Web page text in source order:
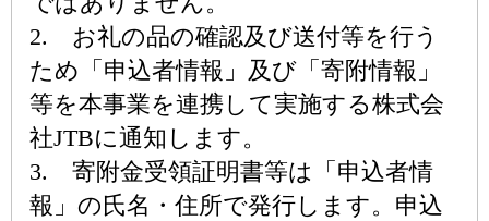
2. お礼の品の確認及び送付等を行う
ため「申込者情報」及び「寄附情報」
等を本事業を連携して実施する株式会
社JTBに通知します。
3. 寄附金受領証明書等は「申込者情
報」の氏名・住所で発行します。申込